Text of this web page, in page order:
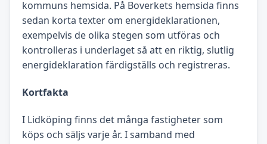
kommuns hemsida. På Boverkets hemsida finns
sedan korta texter om energideklarationen,
exempelvis de olika stegen som utföras och
kontrolleras i underlaget så att en riktig, slutlig
energideklaration färdigställs och registreras.
Kortfakta
I Lidköping finns det många fastigheter som
köps och säljs varje år. I samband med